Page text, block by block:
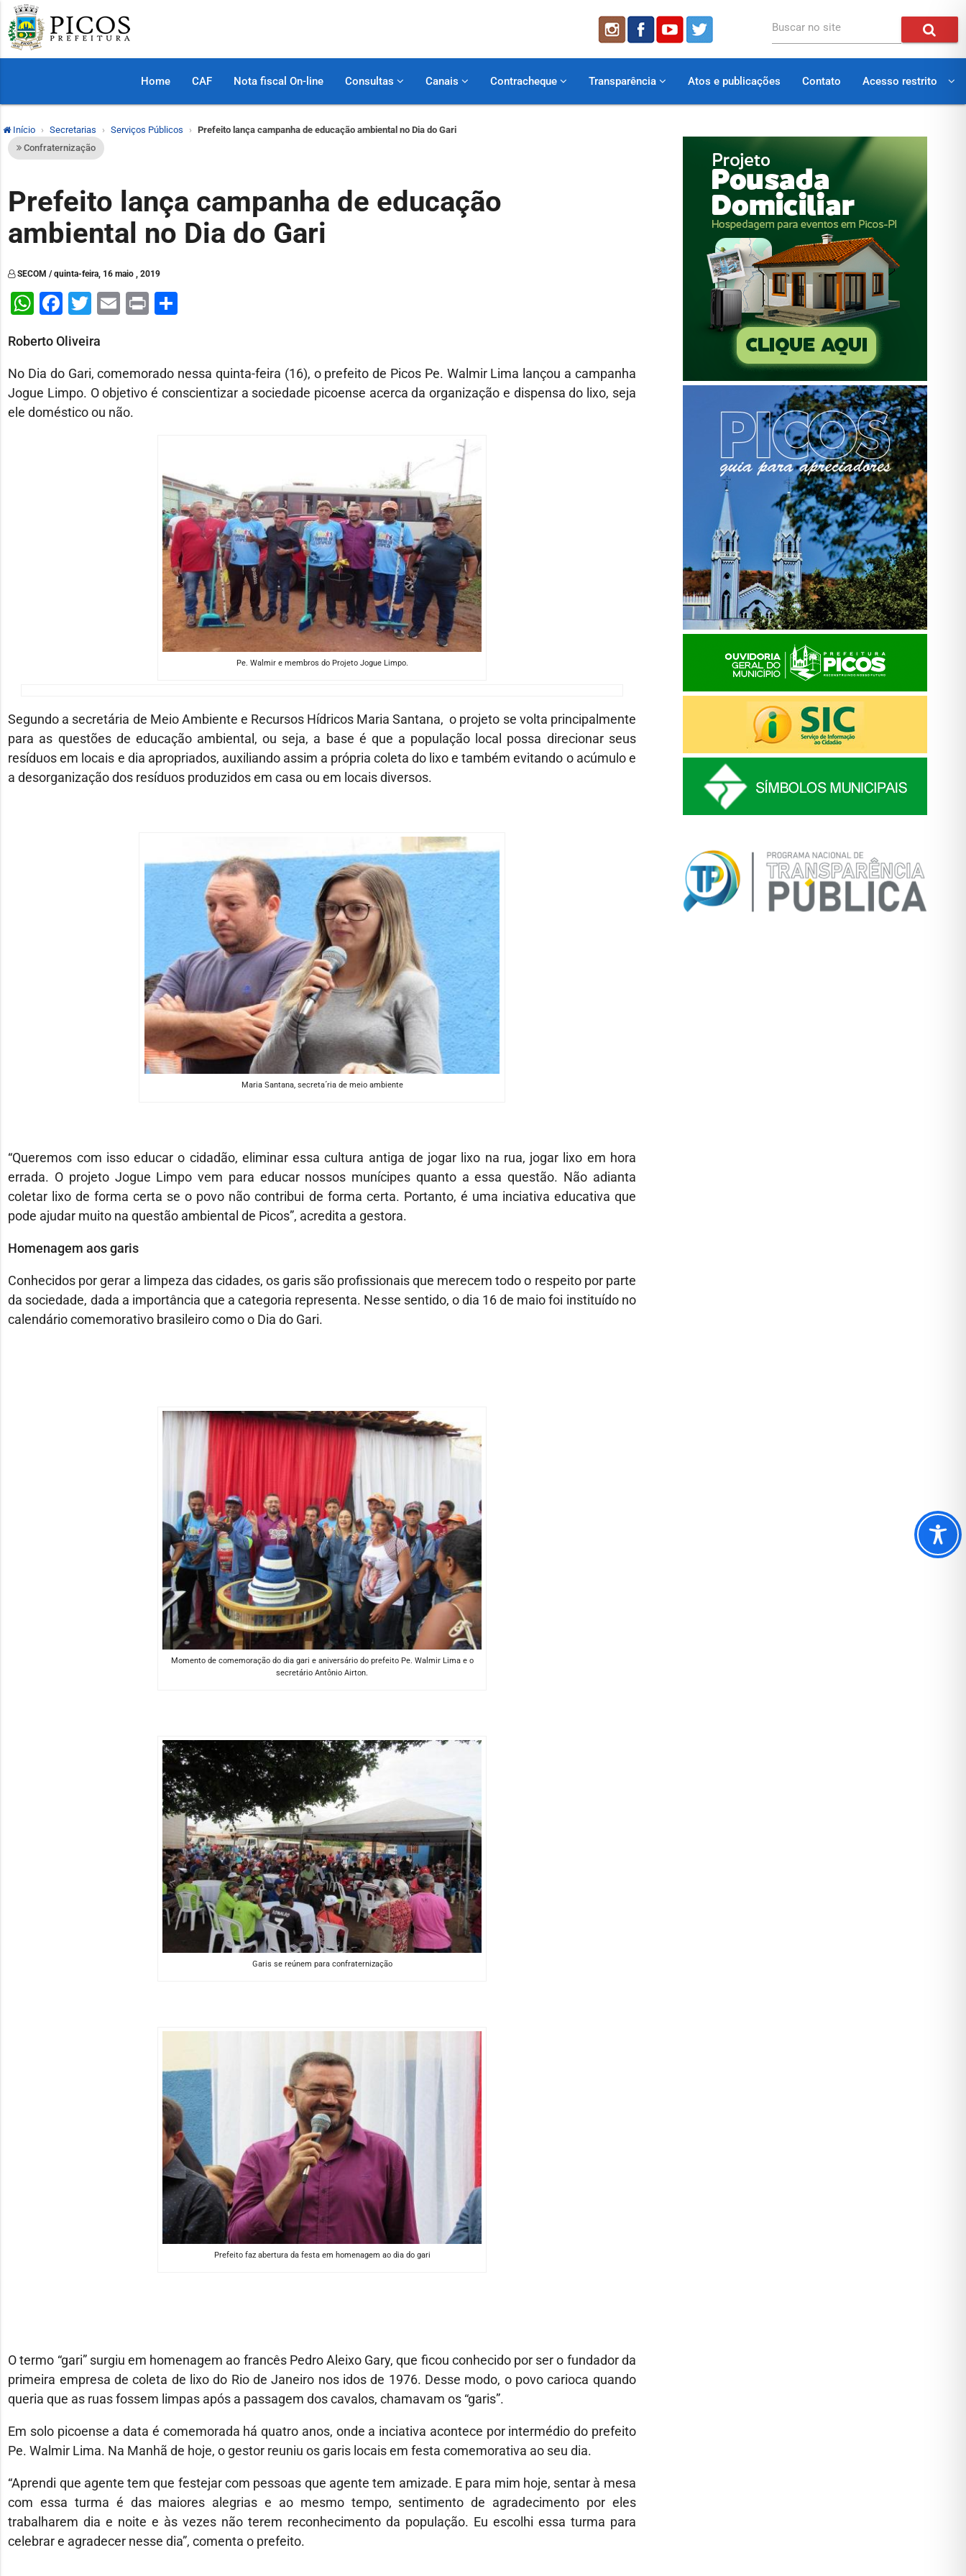
Buscar no site
Home CAF Nota fiscal On-line Consultas Canais Contracheque Transparência Atos e publicações Contato Acesso restrito
Início Secretarias Serviços Públicos
Prefeito lança campanha de educação ambiental no Dia do Gari
Confraternização
Prefeito lança campanha de educação
ambiental no Dia do Gari
SECOM / quinta-feira, 16 maio , 2019
WhatsApp
Facebook
Twitter
Email
Print
Roberto Oliveira
No Dia do Gari, comemorado nessa quinta-feira (16), o prefeito de Picos Pe. Walmir Lima lançou a campanha
Jogue Limpo. O objetivo é conscientizar a sociedade picoense acerca da organização e dispensa do lixo, seja
ele doméstico ou não.
Pe. Walmir e membros do Projeto Jogue Limpo.
Segundo a secretária de Meio Ambiente e Recursos Hídricos Maria Santana, o projeto se volta principalmente
para as questões de educação ambiental, ou seja, a base é que a população local possa direcionar seus
resíduos em locais e dia apropriados, auxiliando assim a própria coleta do lixo e também evitando o acúmulo e
a desorganização dos resíduos produzidos em casa ou em locais diversos.
Maria Santana, secreta´ria de meio ambiente
“Queremos com isso educar o cidadão, eliminar essa cultura antiga de jogar lixo na rua, jogar lixo em hora
errada. O projeto Jogue Limpo vem para educar nossos munícipes quanto a essa questão. Não adianta
coletar lixo de forma certa se o povo não contribui de forma certa. Portanto, é uma inciativa educativa que
pode ajudar muito na questão ambiental de Picos”, acredita a gestora.
Homenagem aos garis
Conhecidos por gerar a limpeza das cidades, os garis são profissionais que merecem todo o respeito por parte
da sociedade, dada a importância que a categoria representa. Nesse sentido, o dia 16 de maio foi instituído no
calendário comemorativo brasileiro como o Dia do Gari.
Momento de comemoração do dia gari e aniversário do prefeito Pe. Walmir Lima e o
secretário Antônio Airton.
Garis se reúnem para confraternização
Prefeito faz abertura da festa em homenagem ao dia do gari
O termo “gari” surgiu em homenagem ao francês Pedro Aleixo Gary, que ficou conhecido por ser o fundador da
primeira empresa de coleta de lixo do Rio de Janeiro nos idos de 1976. Desse modo, o povo carioca quando
queria que as ruas fossem limpas após a passagem dos cavalos, chamavam os “garis”.
Em solo picoense a data é comemorada há quatro anos, onde a inciativa acontece por intermédio do prefeito
Pe. Walmir Lima. Na Manhã de hoje, o gestor reuniu os garis locais em festa comemorativa ao seu dia.
“Aprendi que agente tem que festejar com pessoas que agente tem amizade. E para mim hoje, sentar à mesa
com essa turma é das maiores alegrias e ao mesmo tempo, sentimento de agradecimento por eles
trabalharem dia e noite e às vezes não terem reconhecimento da população. Eu escolhi essa turma para
celebrar e agradecer nesse dia”, comenta o prefeito.